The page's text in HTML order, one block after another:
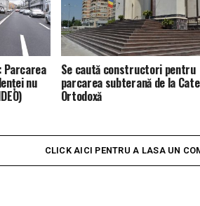
Parcarea
nu
Se caută constructori pentru
parcarea subterană de la
Ortodoxă
CLICK AICI PENTRU A LASA UN